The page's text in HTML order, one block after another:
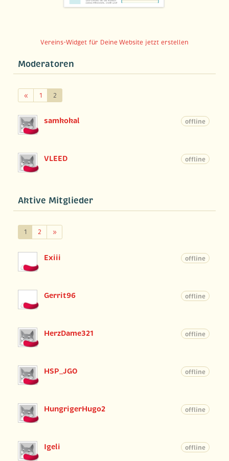
Vereins-Widget für Deine Website jetzt erstellen
Moderatoren
«Zurück
1 2
samkokal offline
VLEED offline
Aktive Mitglieder
1 2 »Weiter
Exiii offline
Gerrit96 offline
HerzDame321 offline
HSP_JGO offline
HungrigerHugo2 offline
Igeli offline